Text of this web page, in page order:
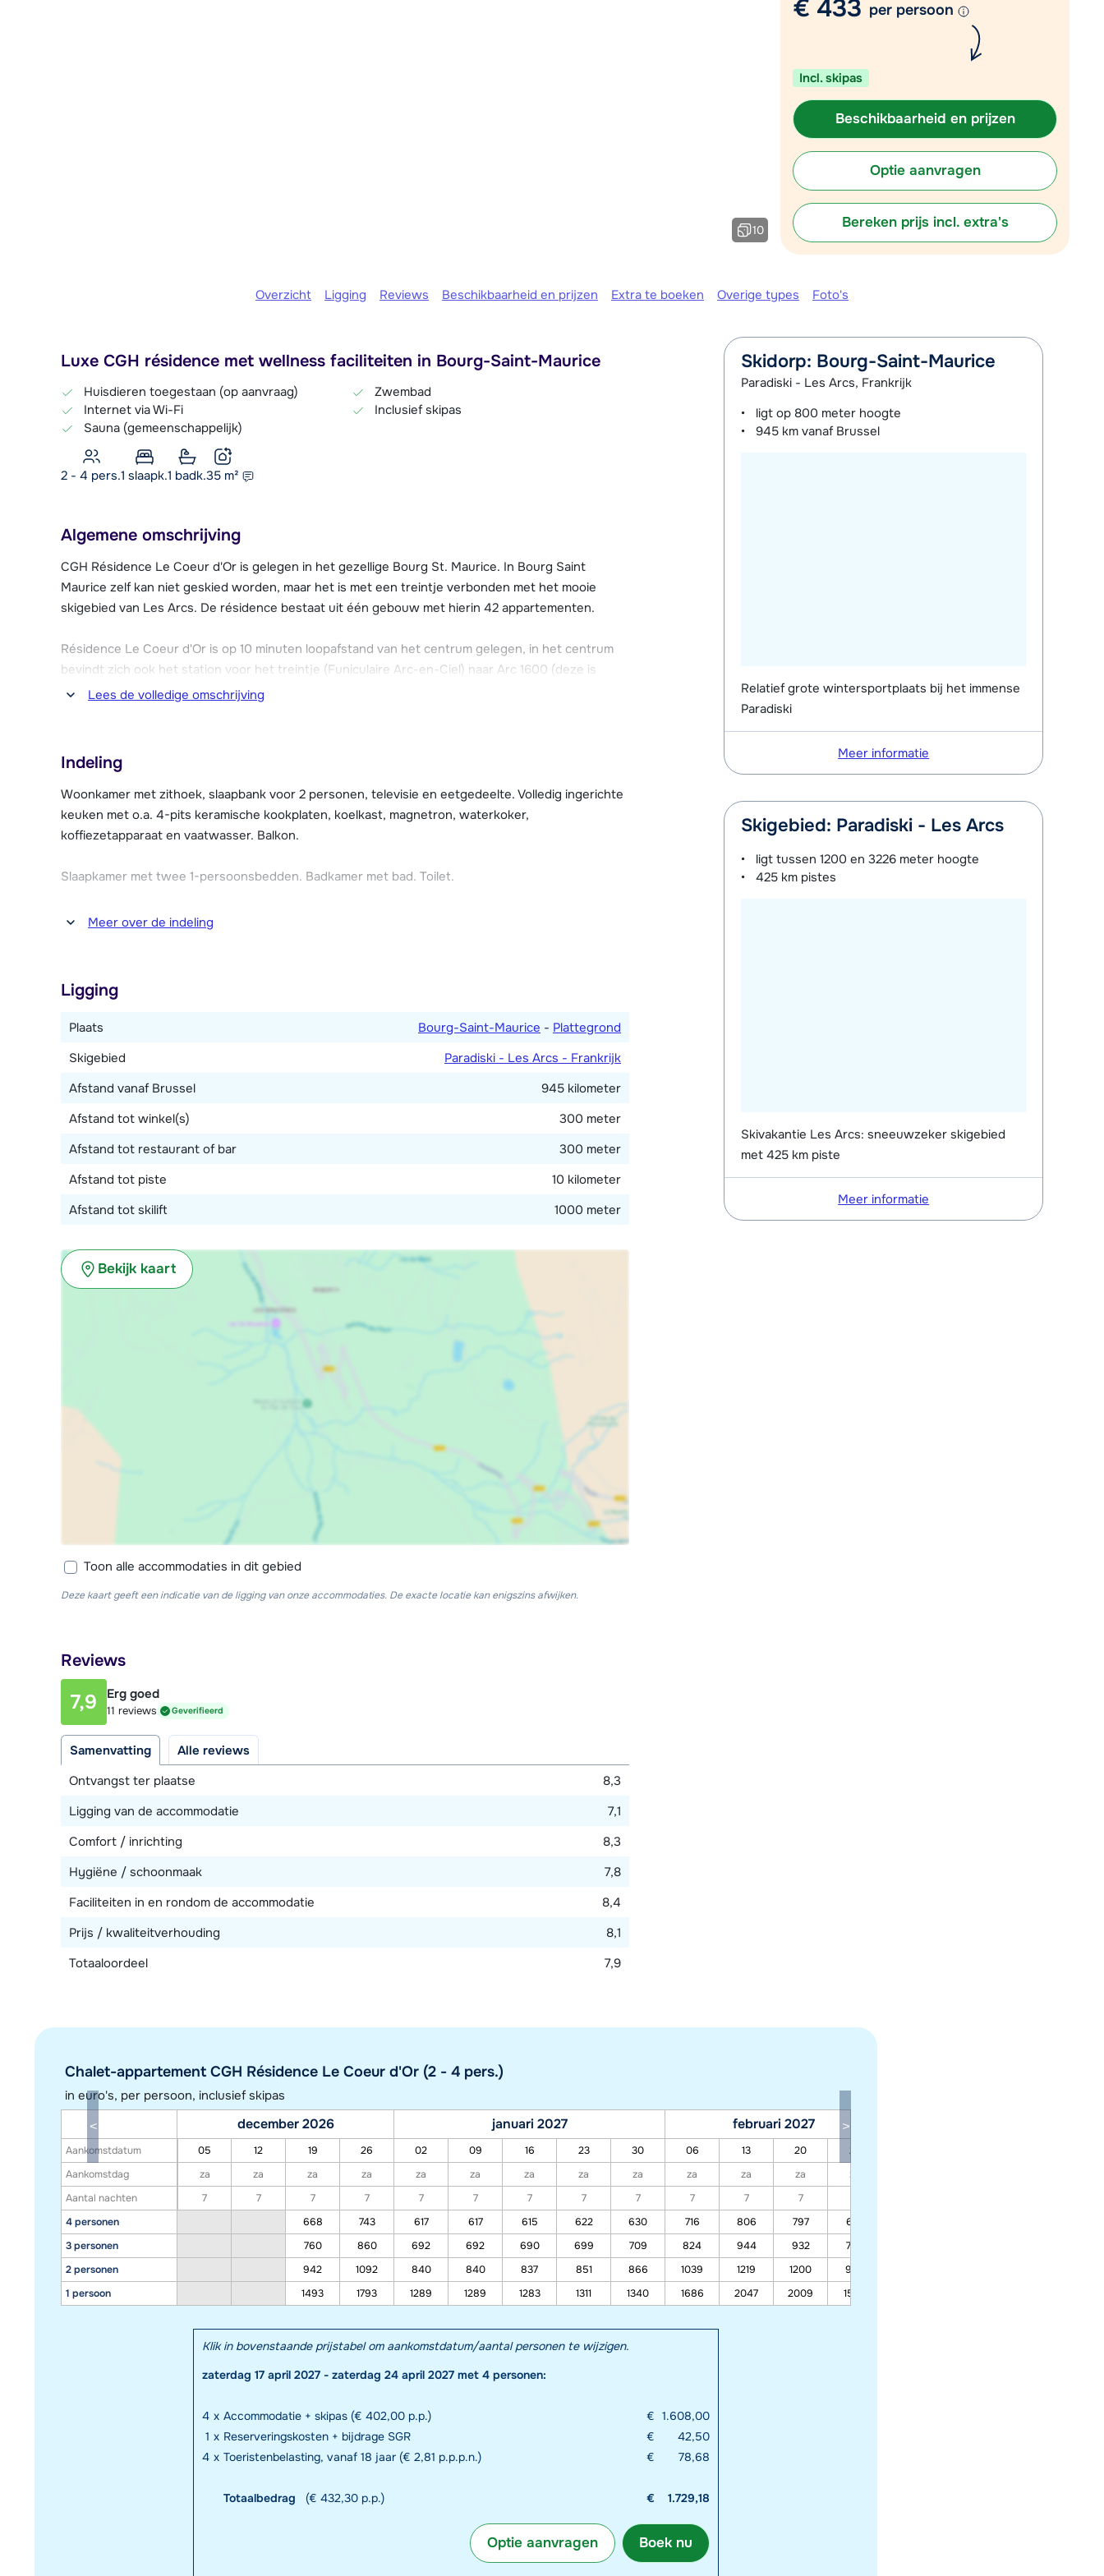
Plan een terugbelverzoek
Chat met wintersportspecialist
Bel ons via 03 3037838
10
€ 433 per persoon
Incl. skipas
Beschikbaarheid en prijzen
Optie aanvragen
Bereken prijs incl. extra's
Overzicht Ligging Reviews Beschikbaarheid en prijzen Extra te boeken Overige types Foto's
Luxe CGH résidence met wellness faciliteiten in Bourg-Saint-Maurice
Huisdieren toegestaan (op aanvraag)
Internet via Wi-Fi
Sauna (gemeenschappelijk)
Zwembad
Inclusief skipas
2 - 4 pers.1 slaapk.1 badk.35 m²
Algemene omschrijving
CGH Résidence Le Coeur d'Or is gelegen in het gezellige Bourg St. Maurice. In Bourg Saint
Maurice zelf kan niet geskied worden, maar het is met een treintje verbonden met het mooie
skigebied van Les Arcs. De résidence bestaat uit één gebouw met hierin 42 appartementen.
Résidence Le Coeur d'Or is op 10 minuten loopafstand van het centrum gelegen, in het centrum
bevindt zich ook het station voor het treintje (Funiculaire Arc-en-Ciel) naar Arc 1600 (deze is
gratis voor de houders van een skipas). Vanuit Arc 1600 heb je met de stoeltjeslift een prima
Turks stoombad en een fitness ruimte. Je kunt hier gratis gebruik van maken. Tegen betaling kun
je er allerlei behandelingen ondergaan zoals massages, en speciale gezichts- en
lichaamsbehandelingen.
en een eigen skilocker. Er is een parkeergarage (tegen betaling, maximale hoogte 2.10 meter) en
Lees de volledige omschrijving
Indeling
Woonkamer met zithoek, slaapbank voor 2 personen, televisie en eetgedeelte. Volledig ingerichte
keuken met o.a. 4-pits keramische kookplaten, koelkast, magnetron, waterkoker,
koffiezetapparaat en vaatwasser. Balkon.
Slaapkamer met twee 1-persoonsbedden. Badkamer met bad. Toilet.
Meer over de indeling
Ligging
Plaats Bourg-Saint-Maurice - Plattegrond
Skigebied
Paradiski - Les Arcs - Frankrijk
Afstand vanaf Brussel
945 kilometer
Afstand tot winkel(s)
300 meter
Afstand tot restaurant of bar
300 meter
Afstand tot piste
10 kilometer
Afstand tot skilift
1000 meter
Bekijk kaart
Toon alle accommodaties in dit gebied
Deze kaart geeft een indicatie van de ligging van onze accommodaties. De exacte locatie kan enigszins afwijken.
Reviews
7,9 Erg goed
11 reviews Geverifieerd
Samenvatting
Alle reviews
Ontvangst ter plaatse
8,3
Ligging van de accommodatie
7,1
Comfort / inrichting
8,3
Hygiëne / schoonmaak
7,8
Faciliteiten in en rondom de accommodatie
8,4
Prijs / kwaliteitverhouding
8,1
Totaaloordeel
7,9
Chalet-appartement CGH Résidence Le Coeur d'Or (2 - 4 pers.)
in euro's, per persoon, inclusief skipas
Aankomstdatum
Aankomstdag
Aantal nachten
4 personen
3 personen
2 personen
1 persoon
december 2026 januari 2027 februari 2027
05 12 19 26 02 09 16 23 30 06 13 20 27
za
za za za za za za za za za za za za
7
7 7 7 7 7 7 7 7 7 7 7
668
743 617 617 615 622 630 716 806 797 672
760
860 692 692 690 699 709 824 944 932 765
942
1092 840 840 837 851 866 1039 1219 1200 950
1493
1793 1289 1289 1283 1311 1340 1686 2047 2009 1508
Klik in bovenstaande prijstabel om aankomstdatum/aantal personen te wijzigen.
zaterdag 17 april 2027 - zaterdag 24 april 2027 met 4 personen:
4 x Accommodatie + skipas (€ 402,00 p.p.) € 1.608,00
1 x Reserveringskosten + bijdrage SGR €
42,50
4 x Toeristenbelasting, vanaf 18 jaar (€ 2,81 p.p.p.n.) € 78,68
Totaalbedrag (€ 432,30 p.p.) € 1.729,18
Boek nu
Optie aanvragen
Skidorp: Bourg-Saint-Maurice
Paradiski - Les Arcs, Frankrijk
ligt op 800 meter hoogte
945 km vanaf Brussel
Relatief grote wintersportplaats bij het immense
Paradiski
Meer informatie
Skigebied: Paradiski - Les Arcs
ligt tussen1200 en 3226 meter hoogte
425 km pistes
Skivakantie Les Arcs: sneeuwzeker skigebied
met 425 km piste
Meer informatie